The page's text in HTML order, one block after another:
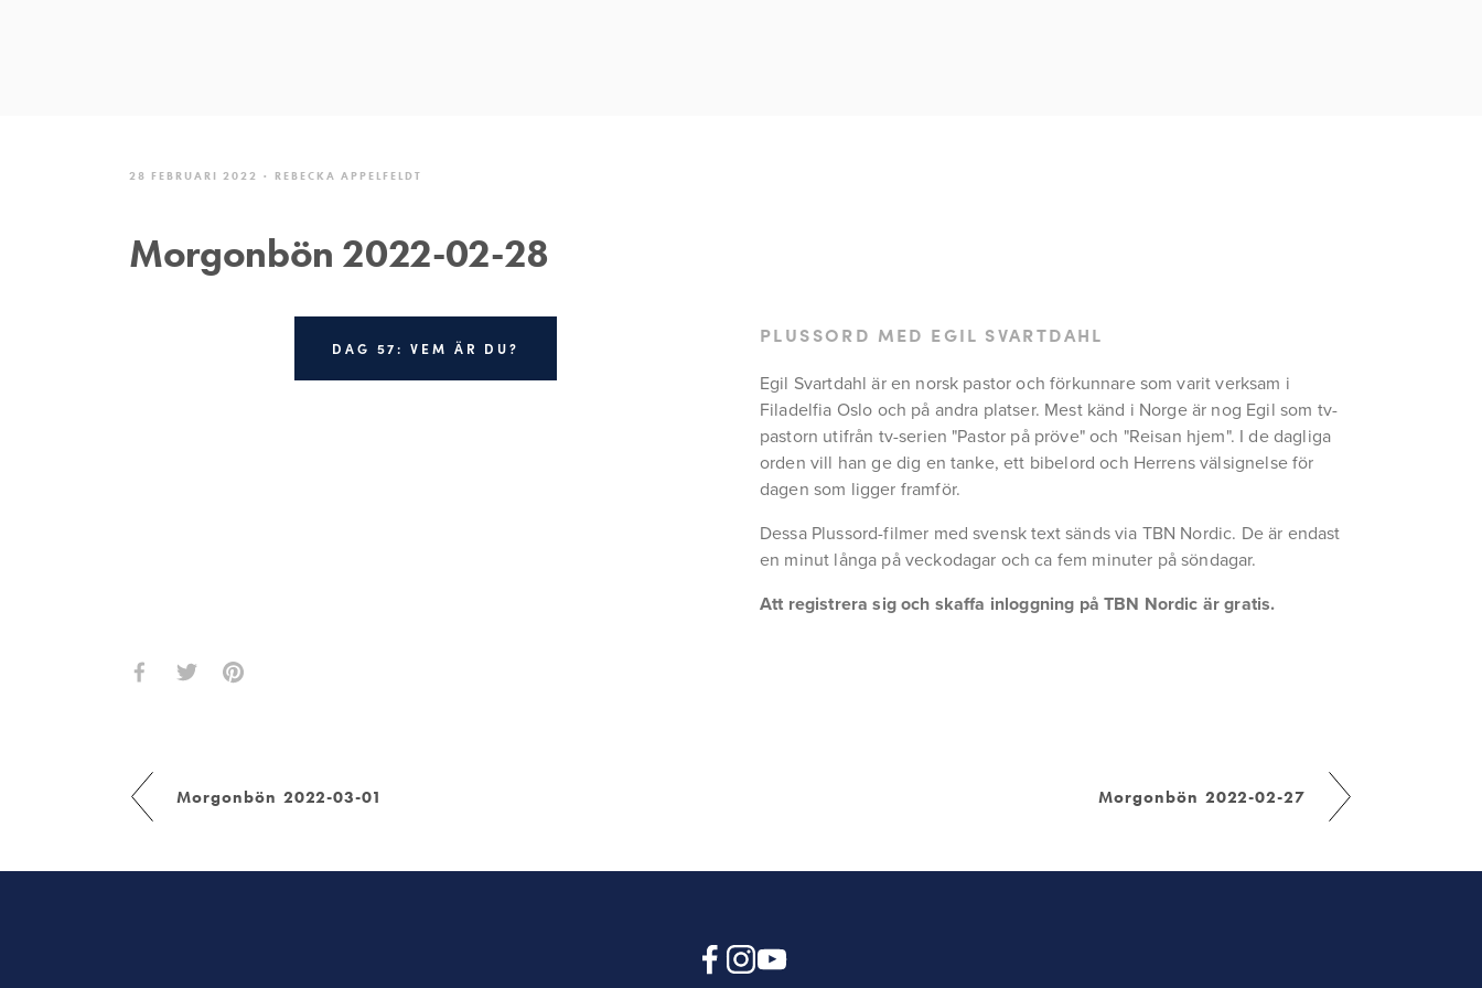
Morgonbön 2022-02-28
DAG 57: VEM ÄR DU?
PLUSSORD MED EGIL SVARTDAHL
Egil Svartdahl är en norsk pastor och förkunnare som varit verksam i
Filadelfia Oslo och på andra platser. Mest känd i Norge är nog Egil som tv-
pastorn utifrån tv-serien "Pastor på pröve" och "Reisan hjem". I de dagliga
orden vill han ge dig en tanke, ett bibelord och Herrens välsignelse för
dagen som ligger framför.
Dessa Plussord-filmer med svensk text sänds via TBN Nordic. De är endast
en minut långa på veckodagar och ca fem minuter på söndagar.
Att registrera sig och skaffa inloggning på TBN Nordic är gratis.
REBECKA APPELFELDT
28 FEBRUARI 2022
Morgonbön 2022-03-01 Morgonbön 2022-02-27